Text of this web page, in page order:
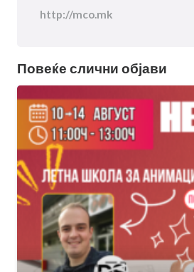
http://mco.mk
Повеќе слични објави